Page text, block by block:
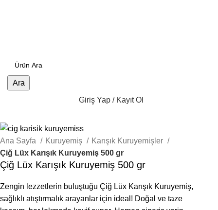
Ara
Giriş Yap / Kayıt Ol
Ana Sayfa Kuruyemiş
Karışık Kuruyemişler
Çiğ Lüx Karışık Kuruyemiş 500 gr
Çiğ Lüx Karışık Kuruyemiş 500 gr
Zengin lezzetlerin buluştuğu Çiğ Lüx Karışık Kuruyemiş,
sağlıklı atıştırmalık arayanlar için ideal! Doğal ve taze